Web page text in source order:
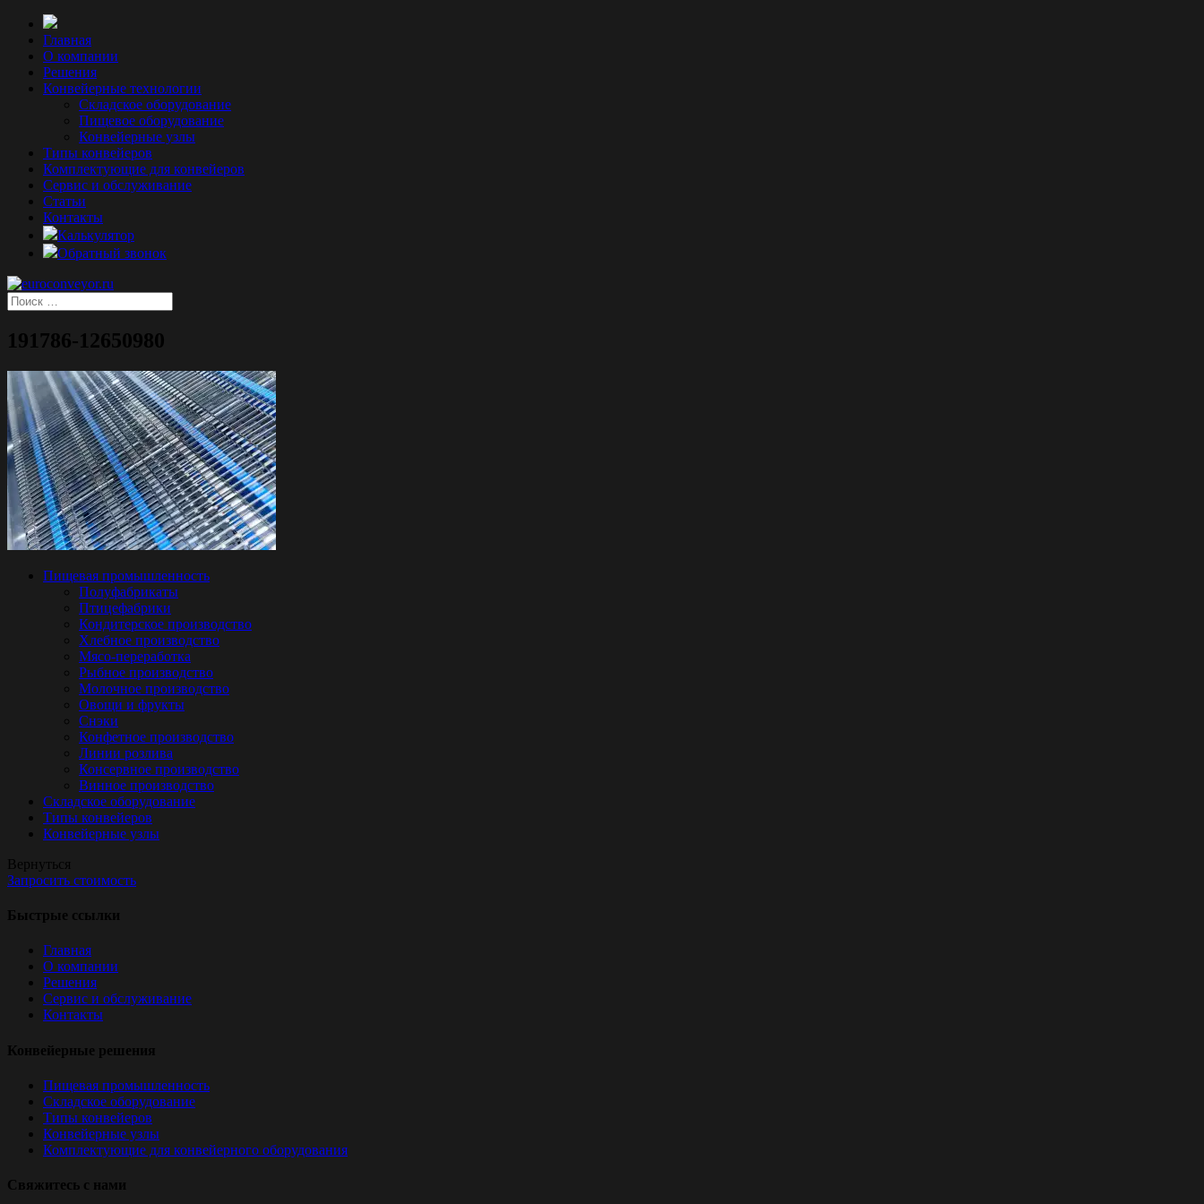
Главная
О компании
Решения
Конвейерные технологии
Складское оборудование
Пищевое оборудование
Конвейерные узлы
Типы конвейеров
Комплектующие для конвейеров
Сервис и обслуживание
Статьи
Контакты
Калькулятор
Обратный звонок
191786-12650980
Пищевая промышленность
Полуфабрикаты
Птицефабрики
Кондитерское производство
Хлебное производство
Мясо-переработка
Рыбное производство
Молочное производство
Овощи и фрукты
Снэки
Конфетное производство
Линии розлива
Консервное производство
Винное производство
Складское оборудование
Типы конвейеров
Конвейерные узлы
Вернуться
Запросить стоимость
Быстрые ссылки
Главная
О компании
Решения
Сервис и обслуживание
Контакты
Конвейерные решения
Пищевая промышленность
Складское оборудование
Типы конвейеров
Конвейерные узлы
Комплектующие для конвейерного оборудования
Свяжитесь с нами